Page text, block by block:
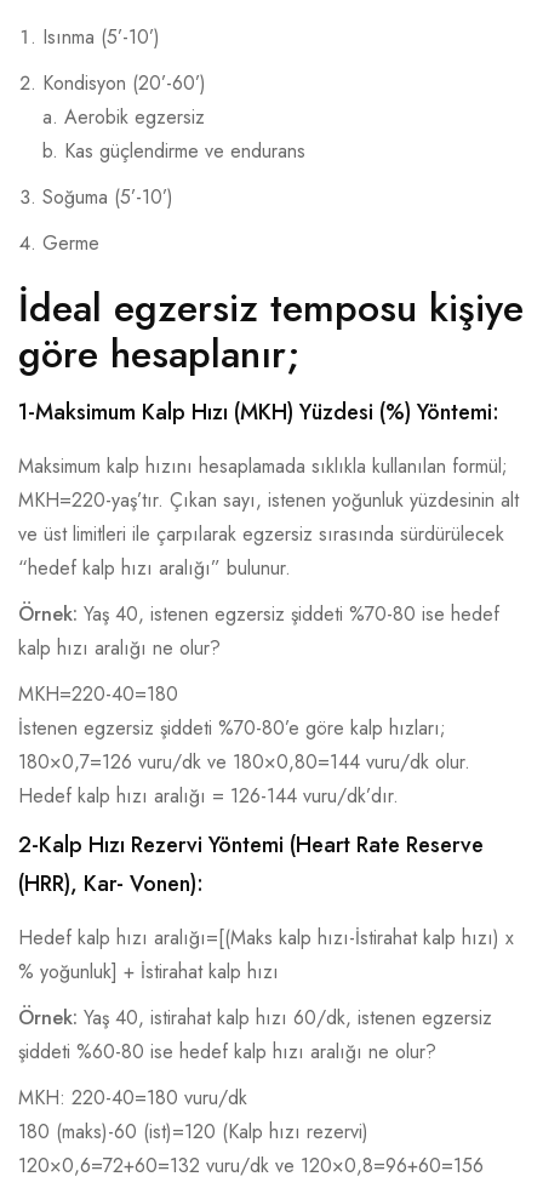
Isınma (5’-10’)
Kondisyon (20’-60’)
a. Aerobik egzersiz
b. Kas güçlendirme ve endurans
Soğuma (5’-10’)
Germe
İdeal egzersiz temposu kişiye
göre hesaplanır;
1-Maksimum Kalp Hızı (MKH) Yüzdesi (%) Yöntemi:
Maksimum kalp hızını hesaplamada sıklıkla kullanılan formül;
MKH=220-yaş’tır. Çıkan sayı, istenen yoğunluk yüzdesinin alt
ve üst limitleri ile çarpılarak egzersiz sırasında sürdürülecek
“hedef kalp hızı aralığı” bulunur.
Örnek: Yaş 40, istenen egzersiz şiddeti %70-80 ise hedef
kalp hızı aralığı ne olur?
MKH=220-40=180
İstenen egzersiz şiddeti %70-80’e göre kalp hızları;
180×0,7=126 vuru/dk ve 180×0,80=144 vuru/dk olur.
Hedef kalp hızı aralığı = 126-144 vuru/dk’dır.
2-Kalp Hızı Rezervi Yöntemi (Heart Rate Reserve
(HRR), Kar- Vonen):
Hedef kalp hızı aralığı=[(Maks kalp hızı-İstirahat kalp hızı) x
% yoğunluk] + İstirahat kalp hızı
Örnek: Yaş 40, istirahat kalp hızı 60/dk, istenen egzersiz
şiddeti %60-80 ise hedef kalp hızı aralığı ne olur?
MKH: 220-40=180 vuru/dk
180 (maks)-60 (ist)=120 (Kalp hızı rezervi)
120×0,6=72+60=132 vuru/dk ve 120×0,8=96+60=156